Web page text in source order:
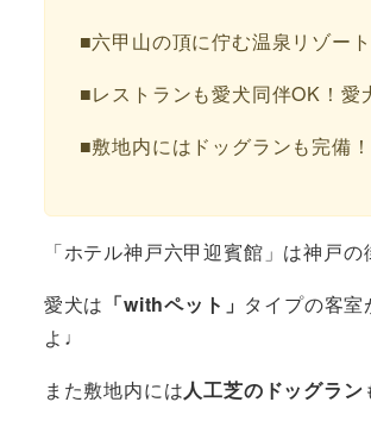
■六甲山の頂に佇む温泉リゾー
■レストランも愛犬同伴OK！愛
■敷地内にはドッグランも完備
「ホテル神戸六甲迎賓館」は神戸
愛犬は 「withペット」 タイプの客
よ♩
また敷地内には人工芝のドッグラン